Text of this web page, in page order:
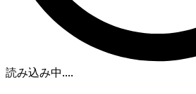
読み込み中....